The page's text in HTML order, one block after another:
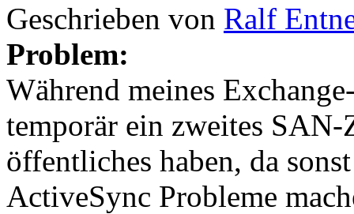
Geschrieben von Ralf
Problem:
Während meines
temporär ein zweites
öffentliches haben, da
ActiveSync Probleme